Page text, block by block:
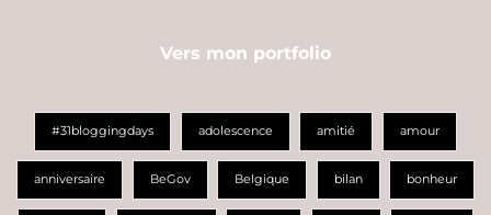
Vers mon portfolio
#31bloggingdays adolescence amitié amour
anniversaire BeGov Belgique bilan bonheur